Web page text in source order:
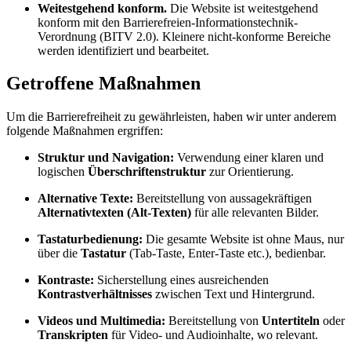
Weitestgehend konform. Die Website ist weitestgehend
konform mit den Barrierefreien-Informationstechnik-
Verordnung (BITV 2.0). Kleinere nicht-konforme Bereiche
werden identifiziert und bearbeitet.
Getroffene Maßnahmen
Um die Barrierefreiheit zu gewährleisten, haben wir unter anderem
folgende Maßnahmen ergriffen:
Struktur und Navigation: Verwendung einer klaren und
logischen Überschriftenstruktur zur Orientierung.
Alternative Texte: Bereitstellung von aussagekräftigen
Alternativtexten (Alt-Texten) für alle relevanten Bilder.
Tastaturbedienung: Die gesamte Website ist ohne Maus, nur
über die Tastatur (Tab-Taste, Enter-Taste etc.), bedienbar.
Kontraste: Sicherstellung eines ausreichenden
Kontrastverhältnisses zwischen Text und Hintergrund.
Videos und Multimedia: Bereitstellung von Untertiteln oder
Transkripten für Video- und Audioinhalte, wo relevant.